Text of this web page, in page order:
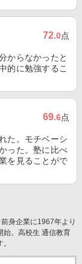
72.0点
からなかったと
的に勉強するこ
69.6点
た。モチベーシ
った。塾に比べ
を見ることがで
身企業に1967年より
始。高校生 通信教育